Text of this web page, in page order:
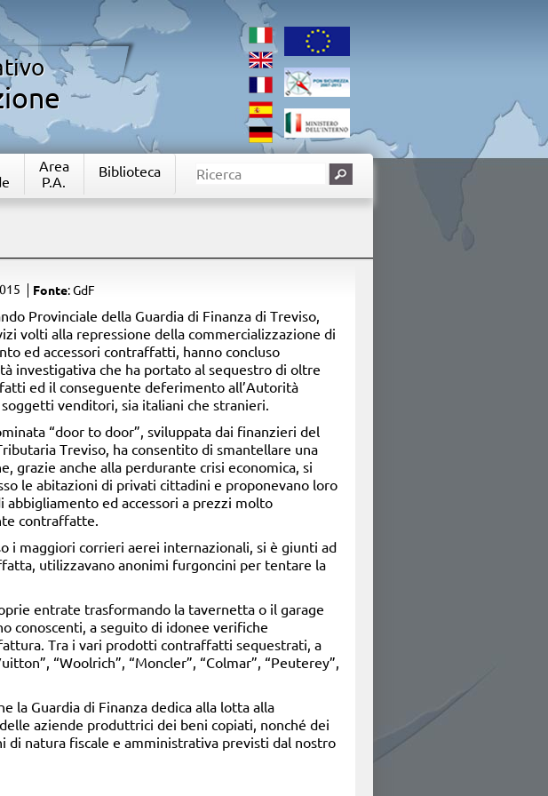
Area
P.A.
Biblioteca
Fonte: GdF
Provinciale della Guardia di Finanza di Treviso,
volti alla repressione della commercializzazione di
ed accessori contraffatti, hanno concluso
investigativa che ha portato al sequestro di oltre
ed il conseguente deferimento all’Autorità
venditori, sia italiani che stranieri.
“door to door”, sviluppata dai finanzieri del
Treviso, ha consentito di smantellare una
grazie anche alla perdurante crisi economica, si
le abitazioni di privati cittadini e proponevano loro
abbigliamento ed accessori a prezzi molto
contraffatte.
i maggiori corrieri aerei internazionali, si è giunti ad
utilizzavano anonimi furgoncini per tentare la
entrate trasformando la tavernetta o il garage
conoscenti, a seguito di idonee verifiche
Tra i vari prodotti contraffatti sequestrati, a
“Woolrich”, “Moncler”, “Colmar”, “Peuterey”,
la Guardia di Finanza dedica alla lotta alla
aziende produttrici dei beni copiati, nonché dei
natura fiscale e amministrativa previsti dal nostro